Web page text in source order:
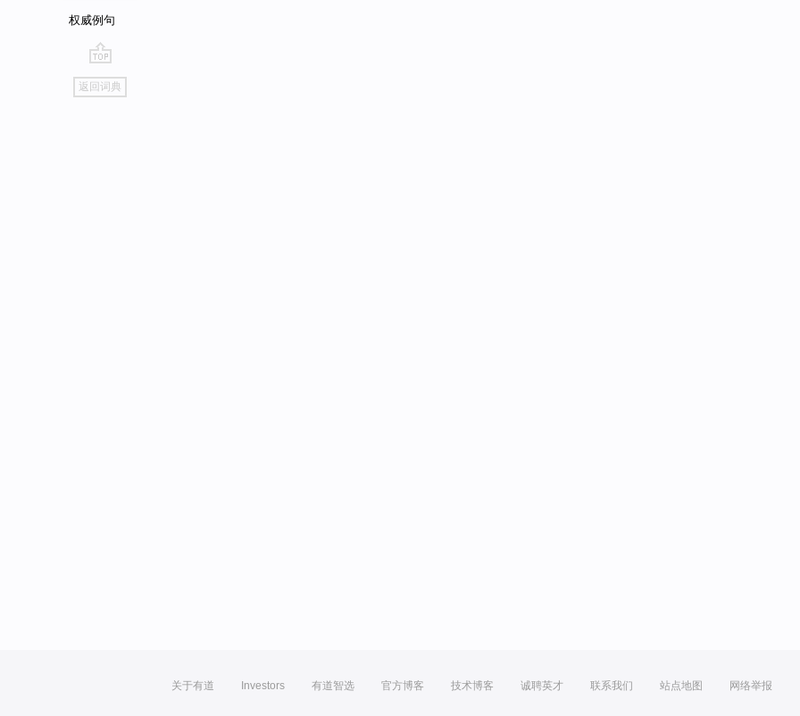
权威例句
go
top
返回词典
关于有道 Investors 有道智选 官方博客 技术博客 诚聘英才 联系我们 站点地图 网络举报